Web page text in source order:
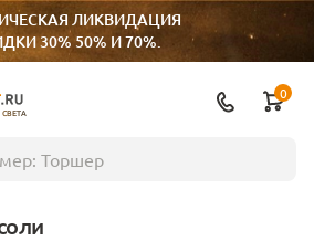
ЛИКВИДАЦИЯ
30% 50% И 70%.
СВЕТА
0